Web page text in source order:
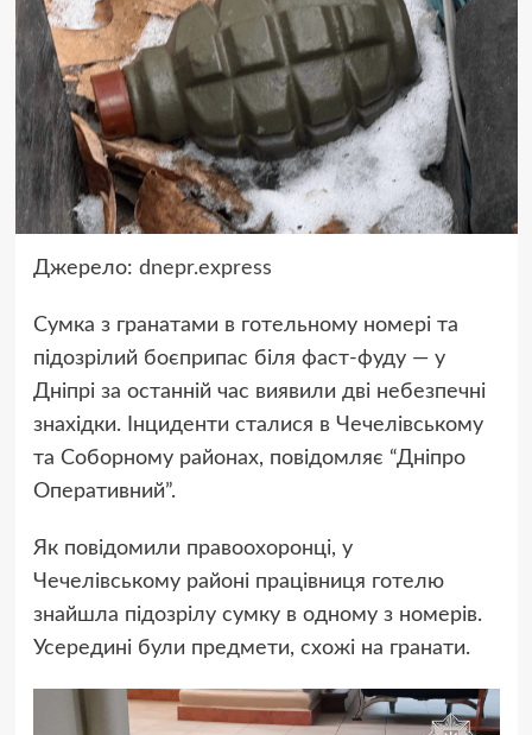
Джерело: dnepr.express
Сумка з гранатами в готельному номері та
підозрілий боєприпас біля фаст-фуду — у
Дніпрі за останній час виявили дві небезпечні
знахідки. Інциденти сталися в Чечелівському
та Соборному районах, повідомляє “Дніпро
Оперативний”.
Як повідомили правоохоронці, у
Чечелівському районі працівниця готелю
знайшла підозрілу сумку в одному з номерів.
Усередині були предмети, схожі на гранати.